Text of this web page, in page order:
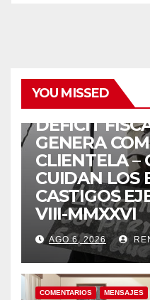
YOU MISSED
COMO SE
IMPUESTO
DEFICIT
GENERA
CLIENTELA –
CUIDAN LOS
CASTIGOS
VIII-MMXXVI
AGO 6, 2026
COMENTARIOS MENSAJES